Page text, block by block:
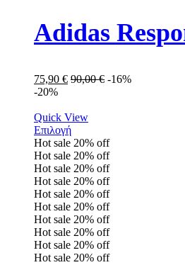
Adidas
75,90 € 90,00€ -16%
-20%
Quick View
Επιλογή
Hot sale 20% off
Hot sale 20% off
Hot sale 20% off
Hot sale 20% off
Hot sale 20% off
Hot sale 20% off
Hot sale 20% off
Hot sale 20% off
Hot sale 20% off
Hot sale 20% off